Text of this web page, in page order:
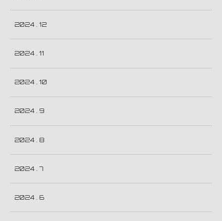
2024 . 12
2024 . 11
2024 . 10
2024 . 9
2024 . 8
2024 . 7
2024 . 6